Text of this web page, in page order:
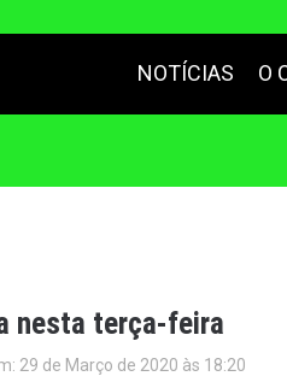
NOTÍCIAS O
nesta terça-feira
29 de Março de 2020 às 18:20